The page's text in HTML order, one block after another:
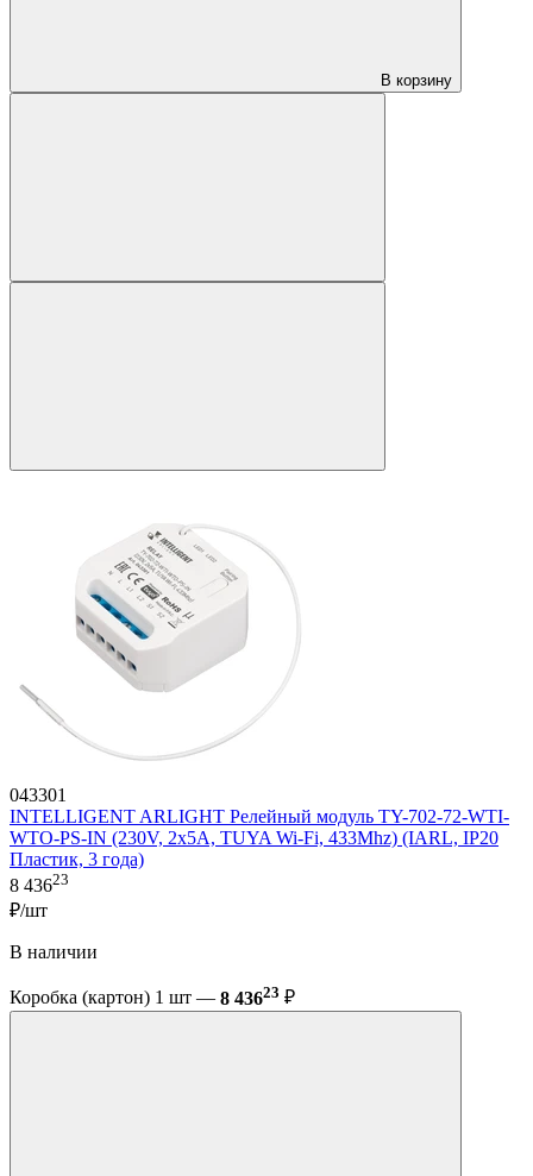
В корзину
043301
INTELLIGENT ARLIGHT Релейный модуль TY-702-72-WTI-
WTO-PS-IN (230V, 2x5A, TUYA Wi-Fi, 433Mhz) (IARL, IP20
Пластик, 3 года)
8 43623
₽/шт
В наличии
Коробка (картон) 1 шт — 8 43623 ₽